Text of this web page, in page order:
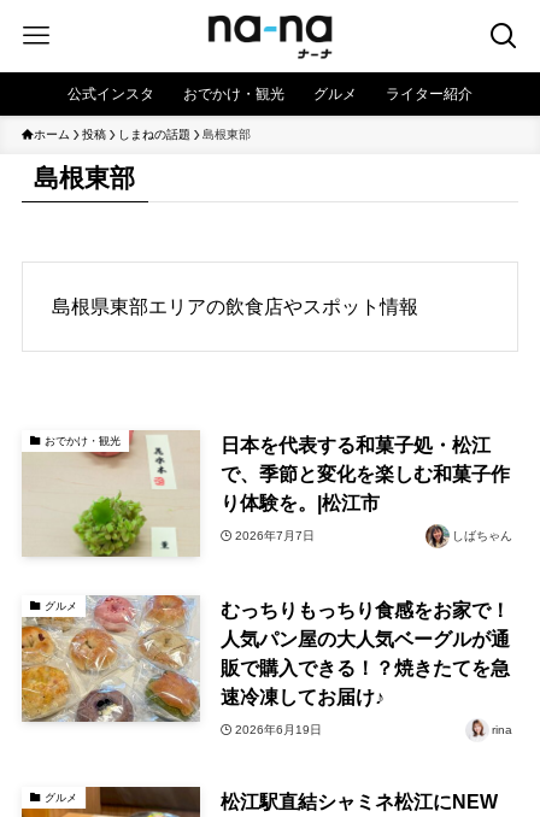
公式インスタ おでかけ・観光 グルメ ライター紹介
ホーム 投稿 しまねの話題 島根東部
島根東部
島根県東部エリアの飲食店やスポット情報
おでかけ・観光
日本を代表する和菓子処・松江
で、季節と変化を楽しむ和菓子作
り体験を。|松江市
2026年7月7日 しばちゃん
グルメ
むっちりもっちり食感をお家で！
人気パン屋の大人気ベーグルが通
販で購入できる！？焼きたてを急
速冷凍してお届け♪
2026年6月19日 rina
グルメ
松江駅直結シャミネ松江にNEW